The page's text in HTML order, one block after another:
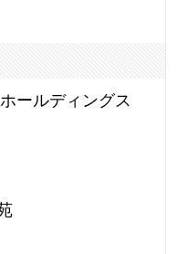
ールディングス